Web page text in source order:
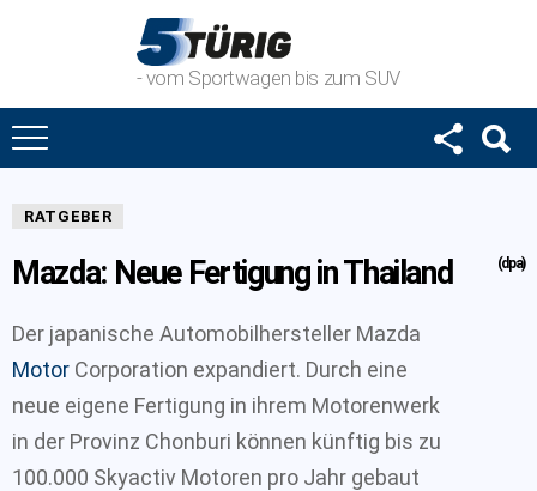
- vom Sportwagen bis zum SUV
RATGEBER
Mazda: Neue Fertigung in Thailand (dpa)
Der japanische Automobilhersteller Mazda
Motor Corporation expandiert. Durch eine
neue eigene Fertigung in ihrem Motorenwerk
in der Provinz Chonburi können künftig bis zu
100.000 Skyactiv Motoren pro Jahr gebaut